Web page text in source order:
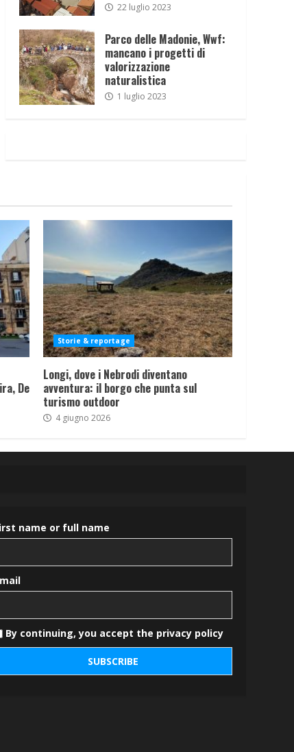
22 luglio 2023
Parco delle Madonie, Wwf:
mancano i progetti di
valorizzazione
naturalistica
1 luglio 2023
De
Storie & reportage
Longi, dove i Nebrodi diventano
avventura: il borgo che punta sul
turismo outdoor
4 giugno 2026
name or full name
By continuing, you accept the privacy policy